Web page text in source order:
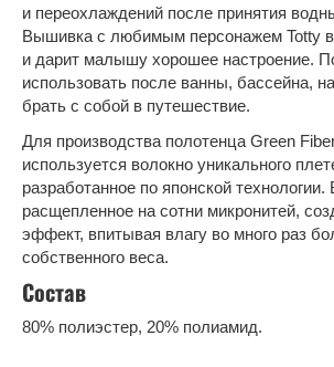
и переохлаждений после принятия
Вышивка с любимым персонажем Totty
и дарит малышу хорошее настроение.
использовать после ванны, бассейна,
брать с собой в путешествие.
Для производства полотенца Green
используется волокно уникального
разработанное по японской технологии.
расщепленное на сотни микронитей,
эффект, впитывая влагу во много раз
собственного веса.
Состав
80% полиэстер, 20% полиамид.